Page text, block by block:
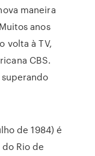
maneira
anos
volta à TV,
CBS.
de 1984) é
Rio de